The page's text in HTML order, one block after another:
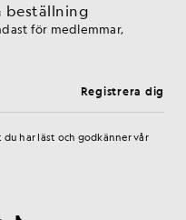
beställning
för medlemmar,
Registrera dig
har läst och godkänner vår